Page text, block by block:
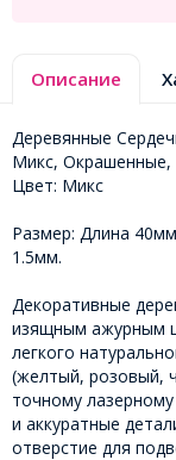
Описание
Деревянные
Микс, Окрашенные,
Цвет: Микс
Размер: Длина
1.5мм.
Декоративные
изящным ажурным
легкого
(желтый, розовый,
точному
и аккуратные
отверстие для